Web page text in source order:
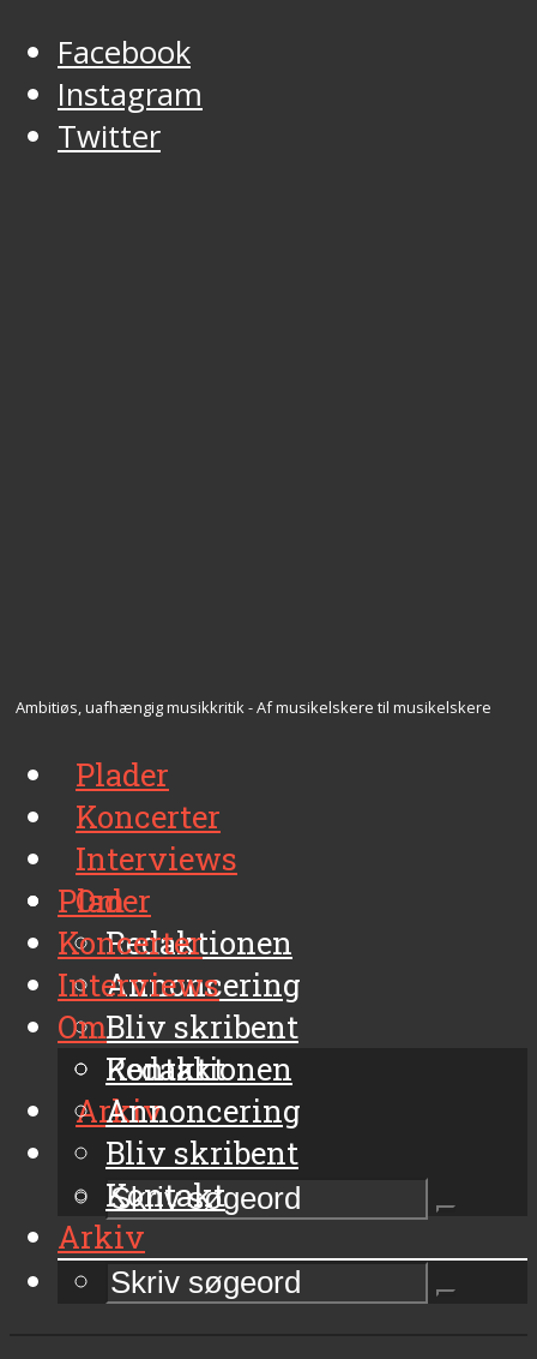
Facebook
Instagram
Twitter
Ambitiøs, uafhængig musikkritik - Af musikelskere til musikelskere
Plader
Koncerter
Interviews
Om
Redaktionen
Annoncering
Bliv skribent
Kontakt
Arkiv
Plader
Koncerter
Interviews
Om
Redaktionen
Annoncering
Bliv skribent
Kontakt
Arkiv